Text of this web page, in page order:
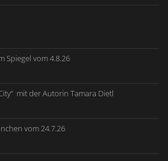
Spiegel vom 4.8.26
mit der Autorin Tamara Dietl
vom 24.7.26